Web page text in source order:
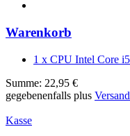
Warenkorb
1 x CPU Intel Core
Summe: 22,95 €
gegebenenfalls plus
Kasse